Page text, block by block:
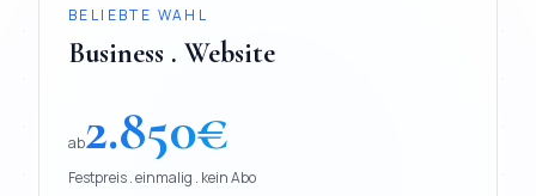
BELIEBTE WAHL
Business . Website
ab2.850€
Festpreis . einmalig . kein Abo